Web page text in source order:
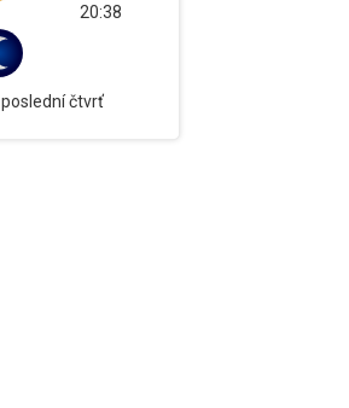
20:38
poslední čtvrť